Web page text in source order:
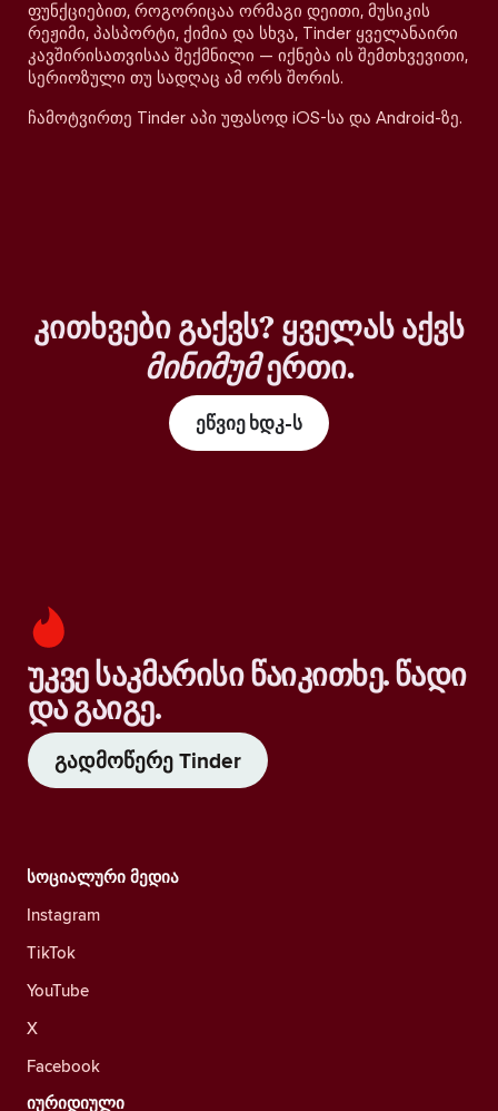
ფუნქციებით, როგორიცაა ორმაგი დეითი, მუსიკის
რეჟიმი, პასპორტი, ქიმია და სხვა, Tinder ყველანაირი
კავშირისათვისაა შექმნილი — იქნება ის შემთხვევითი,
სერიოზული თუ სადღაც ამ ორს შორის.
ჩამოტვირთე Tinder აპი უფასოდ iOS-სა და Android-ზე.
კითხვები გაქვს? ყველას აქვს
მინიმუმერთი.
ეწვიე ხდკ-ს
უკვე საკმარისი წაიკითხე. წადი
და გაიგე.
გადმოწერე Tinder
სოციალური მედია
Instagram
TikTok
YouTube
X
Facebook
იურიდიული